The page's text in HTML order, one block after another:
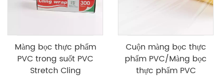
Màng bọc thực phẩm
PVC trong suốt PVC
Stretch Cling
Cuộn màng bọc thực
phẩm PVC/Màng bọc
thực phẩm PVC